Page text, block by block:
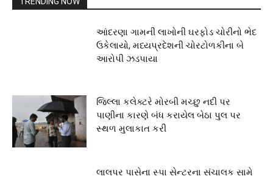
આંદરણા ગામની લાખોની ઘરફોડ ચોરીનો ભેદ
ઉકેલાયો, મધ્યપ્રદેશની ચોરટોળકીના બે
આરોપી ઝડપાયા
જિલ્લા કલેક્ટરે મોરબી મચ્છુ નદી પર
પાણીના કારણે બંધ કરાયેલ બેઠા પુલ પર
સ્થળ મુલાકાત કરી
લાલપર પાસેના સ્પા સેન્ટરના સંચાલક સામે